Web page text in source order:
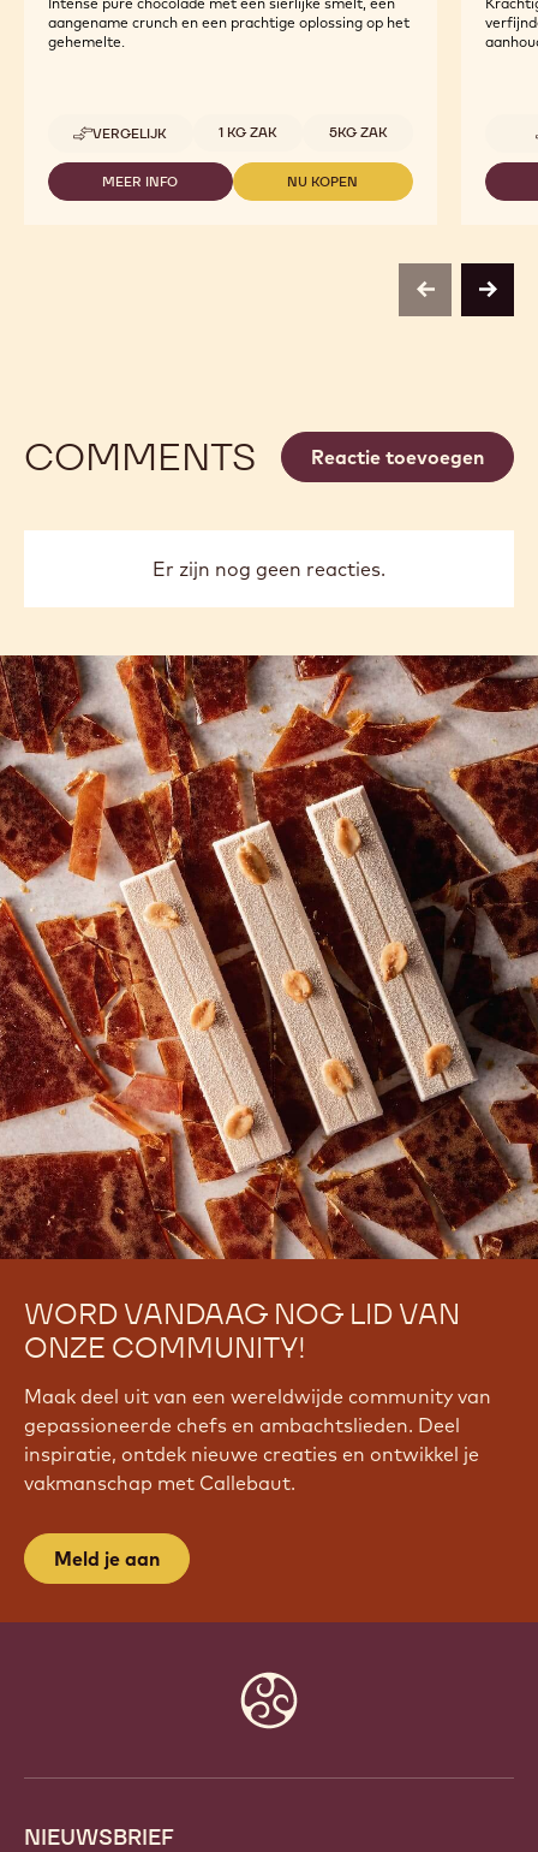
aangename crunch en een prachtige oplossing op het
gehemelte.
VERGELIJK
-
CALLEBAUT
SELECTION
-
Beschikbare maten
1 KG ZAK 5KG ZAK
MEER INFO
-
NU KOPEN
-
previousnext
COMMENTS Reactie toevoegen
Er zijn nog geen reacties.
WORD VANDAAG NOG LID VAN
ONZE COMMUNITY!
Maak deel uit van een wereldwijde community van
gepassioneerde chefs en ambachtslieden. Deel
inspiratie, ontdek nieuwe creaties en ontwikkel je
vakmanschap met Callebaut.
Meld je aan
NIEUWSBRIEF